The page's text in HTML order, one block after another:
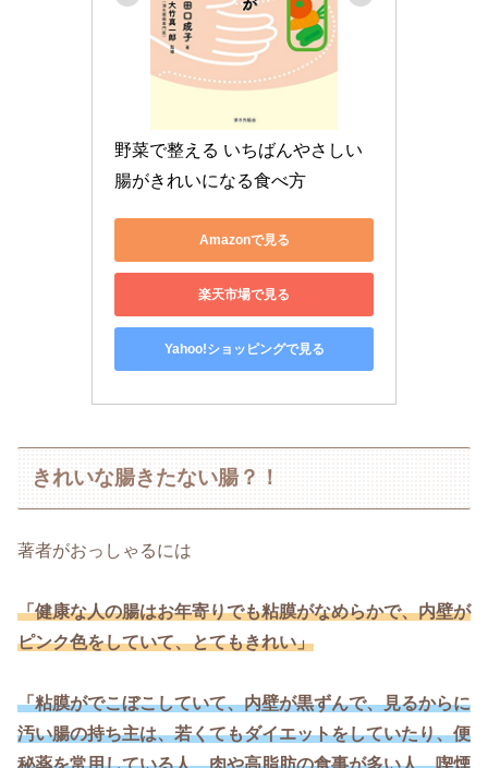
野菜で整える いちばんやさしい
腸がきれいになる食べ方
Amazonで見る
楽天市場で見る
Yahoo!ショッピングで見る
きれいな腸きたない腸？！
著者がおっしゃるには
「健康な人の腸はお年寄りでも粘膜がなめらかで、内壁が
ピンク色をしていて、とてもきれい」
「粘膜がでこぼこしていて、内壁が黒ずんで、見るからに
汚い腸の持ち主は、若くてもダイエットをしていたり、便
秘薬を常用している人、肉や高脂肪の食事が多い人、喫煙